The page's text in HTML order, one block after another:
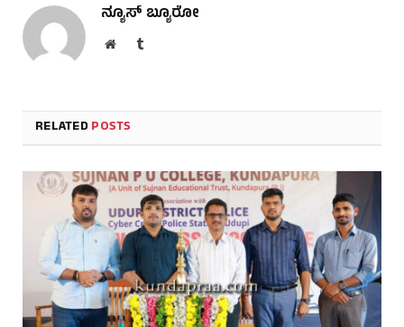
ನ್ಯೂಸ್ ಬ್ಯೂರೋ
WebsiteTumblr
RELATEDPOSTS